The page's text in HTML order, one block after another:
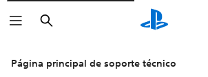
Buscar
Página principal de soporte técnico